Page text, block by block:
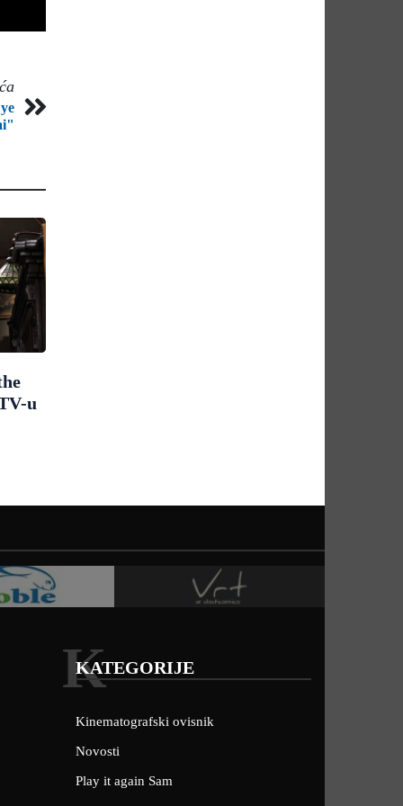
u
KATEGORIJE
K
Kinematografski ovisnik
Novosti
Play it again Sam